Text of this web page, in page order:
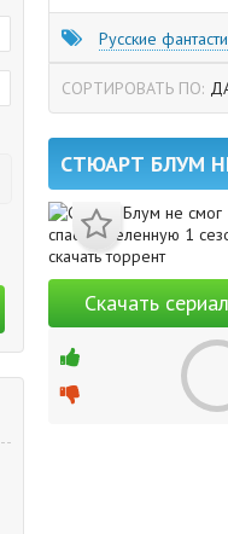
Русские
СТЮАРТ БЛУМ
Скачать сериал